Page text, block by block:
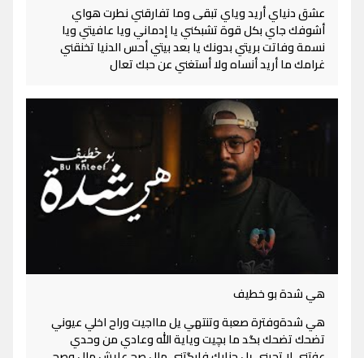
عشق دنياي أريد وياي تبقى وما تفارقني نطرت هواي
أشوفك جاي بكل قوة تشبكني يا إدماني ويا عافيتي ويا
نسمة وفاتت بريتي بدونك يا بعد بيتي أحس الدنيا تخنقني
غرامك ما أريد أنساه ولا أستغني عن حبك تعال
هي شدة بو خطيف
هي شدةوفترة صعبة وتنتهي يل مااجيت وراح اخلي عيوني
تضحك تضحك بگد ما بچيت وياية الله وعادي من وحدي